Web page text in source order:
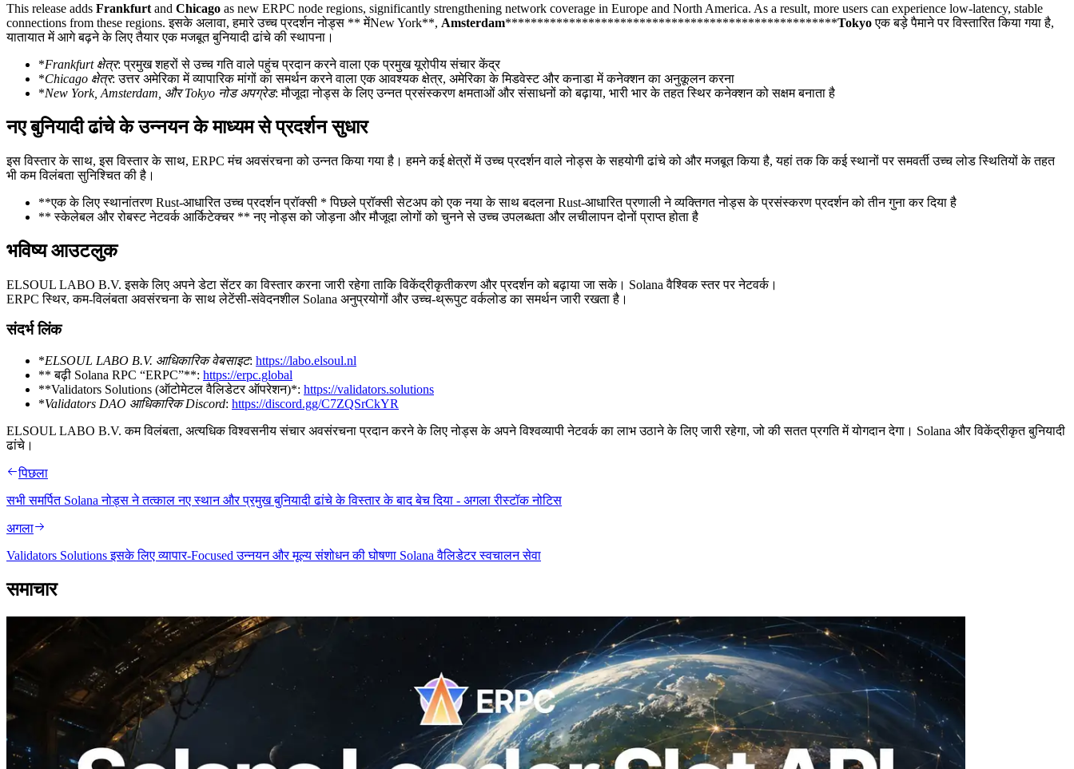
This release adds Frankfurt and Chicago as new ERPC node regions, significantly strengthening network coverage in Europe and North America. As a result, more users can experience low-latency, stable
connections from these regions. इसके अलावा, हमारे उच्च प्रदर्शन नोड्स ** मेंNew York**, Amsterdam****************************************************Tokyoएक बड़े पैमाने पर विस्तारित किया गया है,
यातायात में आगे बढ़ने के लिए तैयार एक मजबूत बुनियादी ढांचे की स्थापना।
*Frankfurt क्षेत्र: प्रमुख शहरों से उच्च गति वाले पहुंच प्रदान करने वाला एक प्रमुख यूरोपीय संचार केंद्र
*Chicago क्षेत्र: उत्तर अमेरिका में व्यापारिक मांगों का समर्थन करने वाला एक आवश्यक क्षेत्र, अमेरिका के मिडवेस्ट और कनाडा में कनेक्शन का अनुकूलन करना
*New York, Amsterdam, और Tokyo नोड अपग्रेड: मौजूदा नोड्स के लिए उन्नत प्रसंस्करण क्षमताओं और संसाधनों को बढ़ाया, भारी भार के तहत स्थिर कनेक्शन को सक्षम बनाता है
नए बुनियादी ढांचे के उन्नयन के माध्यम से प्रदर्शन सुधार
इस विस्तार के साथ, इस विस्तार के साथ, ERPC मंच अवसंरचना को उन्नत किया गया है। हमने कई क्षेत्रों में उच्च प्रदर्शन वाले नोड्स के सहयोगी ढांचे को और मजबूत किया है, यहां तक कि कई स्थानों पर समवर्ती उच्च लोड स्थितियों के तहत
भी कम विलंबता सुनिश्चित की है।
**एक के लिए स्थानांतरण Rust-आधारित उच्च प्रदर्शन प्रॉक्सी * पिछले प्रॉक्सी सेटअप को एक नया के साथ बदलना Rust-आधारित प्रणाली ने व्यक्तिगत नोड्स के प्रसंस्करण प्रदर्शन को तीन गुना कर दिया है
** स्केलेबल और रोबस्ट नेटवर्क आर्किटेक्चर ** नए नोड्स को जोड़ना और मौजूदा लोगों को चुनने से उच्च उपलब्धता और लचीलापन दोनों प्राप्त होता है
भविष्य आउटलुक
ELSOUL LABO B.V. इसके लिए अपने डेटा सेंटर का विस्तार करना जारी रहेगा ताकि विकेंद्रीकृतीकरण और प्रदर्शन को बढ़ाया जा सके। Solana वैश्विक स्तर पर नेटवर्क।
ERPC स्थिर, कम-विलंबता अवसंरचना के साथ लेटेंसी-संवेदनशील Solana अनुप्रयोगों और उच्च-थ्रूपुट वर्कलोड का समर्थन जारी रखता है।
संदर्भ लिंक
*ELSOUL LABO B.V. आधिकारिक वेबसाइट: https://labo.elsoul.nl
** बढ़ी Solana RPC “ERPC”**: https://erpc.global
**Validators Solutions (ऑटोमेटल वैलिडेटर ऑपरेशन)*: https://validators.solutions
*Validators DAO आधिकारिक Discord: https://discord.gg/C7ZQSrCkYR
ELSOUL LABO B.V. कम विलंबता, अत्यधिक विश्वसनीय संचार अवसंरचना प्रदान करने के लिए नोड्स के अपने विश्वव्यापी नेटवर्क का लाभ उठाने के लिए जारी रहेगा, जो की सतत प्रगति में योगदान देगा। Solana और विकेंद्रीकृत बुनियादी
ढांचे।
पिछला
सभी समर्पित Solana नोड्स ने तत्काल नए स्थान और प्रमुख बुनियादी ढांचे के विस्तार के बाद बेच दिया - अगला रीस्टॉक नोटिस
अगला
Validators Solutions इसके लिए व्यापार-Focused उन्नयन और मूल्य संशोधन की घोषणा Solana वैलिडेटर स्वचालन सेवा
समाचार